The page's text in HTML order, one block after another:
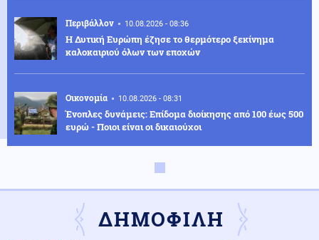
Περιβάλλον 10.08.2026 - 08:36
Η Δυτική Ευρώπη έζησε το θερμότερο ξεκίνημα
καλοκαιριού όλων των εποχών
Οικονομία 10.08.2026 - 08:31
Ένοπλες δυνάμεις: Επίδομα διοίκησης από 100 έως 500
ευρώ - Ποιοι είναι οι δικαιούχοι
10.08.2026 - 08:27
Ανασφάλιστα οχήματα: Έρχεται ΑΙ για τους ελέγχους -
Εξονυχιστικός έλεγχος για τις ενστάσεις
ΔΗΜΟΦΙΛΗ